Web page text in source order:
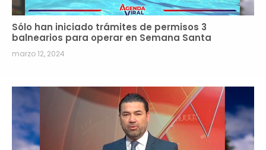
Sólo han iniciado trámites de permisos 3
balnearios para operar en Semana Santa
marzo 12, 2024